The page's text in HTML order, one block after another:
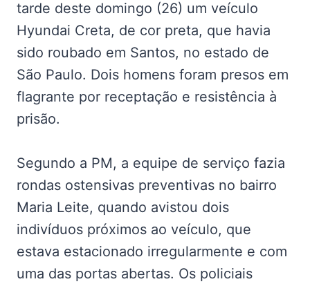
tarde deste domingo (26) um veículo
Hyundai Creta, de cor preta, que havia
sido roubado em Santos, no estado de
São Paulo. Dois homens foram presos em
flagrante por receptação e resistência à
prisão.
Segundo a PM, a equipe de serviço fazia
rondas ostensivas preventivas no bairro
Maria Leite, quando avistou dois
indivíduos próximos ao veículo, que
estava estacionado irregularmente e com
uma das portas abertas. Os policiais